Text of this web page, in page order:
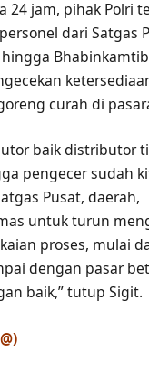
24 jam, pihak Polri
dari Satgas
curah di
baik distributor
pengecer sudah
Pusat, daerah,
untuk turun
proses, mulai
dengan pasar
baik,” tutup Sigit.